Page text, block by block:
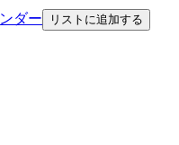
ダー リストに追加する